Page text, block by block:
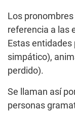
Los
referencia a las
Estas
simpático),
perdido).
Se llaman así
personas